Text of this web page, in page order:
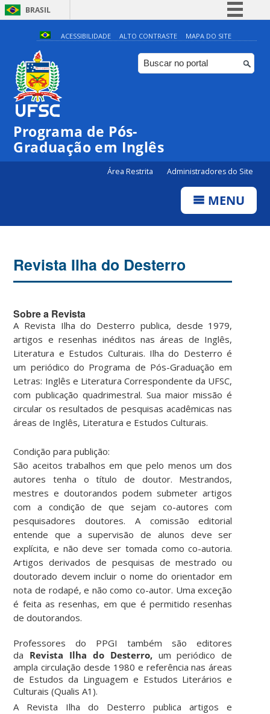
BRASIL
Simplifique!
Comunica BR
Participe
ACESSIBILIDADE ALTO CONTRASTE MAPA DO SITE
Programa de Pós-
Graduação em Inglês
Área Restrita Administradores do Site
MENU
Revista Ilha do Desterro
Sobre a Revista
A Revista Ilha do Desterro publica, desde 1979,
artigos e resenhas inéditos nas áreas de Inglês,
Literatura e Estudos Culturais. Ilha do Desterro é
um periódico do Programa de Pós-Graduação em
Letras: Inglês e Literatura Correspondente da UFSC,
com publicação quadrimestral. Sua maior missão é
circular os resultados de pesquisas acadêmicas nas
áreas de Inglês, Literatura e Estudos Culturais.
Condição para publição:
São aceitos trabalhos em que pelo menos um dos
autores tenha o título de doutor. Mestrandos,
mestres e doutorandos podem submeter artigos
com a condição de que sejam co-autores com
pesquisadores doutores. A comissão editorial
entende que a supervisão de alunos deve ser
explícita, e não deve ser tomada como co-autoria.
Artigos derivados de pesquisas de mestrado ou
doutorado devem incluir o nome do orientador em
nota de rodapé, e não como co-autor. Uma exceção
é feita as resenhas, em que é permitido resenhas
de doutorandos.
Professores do PPGI também são editores
da Revista Ilha do Desterro, um periódico de
ampla circulação desde 1980 e referência nas áreas
de Estudos da Linguagem e Estudos Literários e
Culturais (Qualis A1).
A Revista Ilha do Desterro publica artigos e